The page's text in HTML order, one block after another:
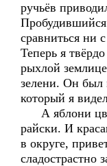
ручьёв
сравниться ни
Теперь я
рыхлой
зелени. Он был
который я
А яблони
райски. И
в округе,
сладострастно